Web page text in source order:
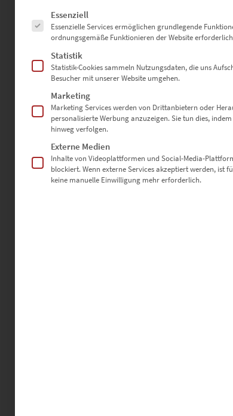
Es folgt eine Liste der Service-Gruppen, für die
Essenziell
Essenzielle Services ermöglichen grundlegende
ordnungsgemäße Funktionieren der Website
Statistik
Statistik-Cookies sammeln Nutzungsdaten, die uns
Besucher mit unserer Website umgehen.
Marketing
Marketing Services werden von Drittanbietern oder
personalisierte Werbung anzuzeigen. Sie tun dies,
hinweg verfolgen.
Externe Medien
Inhalte von Videoplattformen und Social-Media-
blockiert. Wenn externe Services akzeptiert werden, ist
keine manuelle Einwilligung mehr erforderlich.